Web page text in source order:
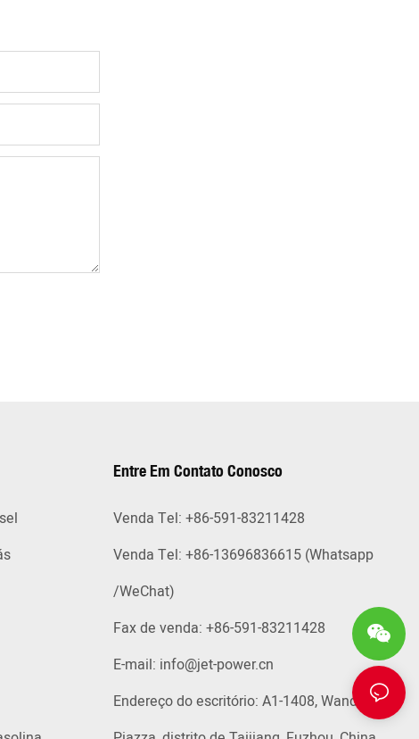
Entre Em Contato Conosco
Venda Tel: +86-591-83211428
Venda Tel: +86-13696836615 (Whatsapp
/WeChat)
Fax de venda: +86-591-83211428
E-mail: info@jet-power.cn
Endereço do escritório: A1-1408, Wanda